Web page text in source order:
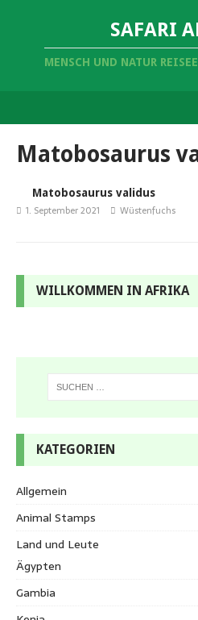
SAFARI
MENSCH UND NATUR
Matobosaurus
Matobosaurus validus
1. September 2021 Wüstenfuchs
WILLKOMMEN IN AFRIKA
KATEGORIEN
Allgemein
Animal Stamps
Land und Leute
Ägypten
Gambia